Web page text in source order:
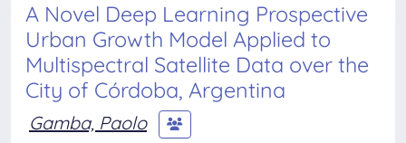
A Novel Deep Learning Prospective
Urban Growth Model Applied to
Multispectral Satellite Data over the
City of Córdoba, Argentina
Gamba, Paolo